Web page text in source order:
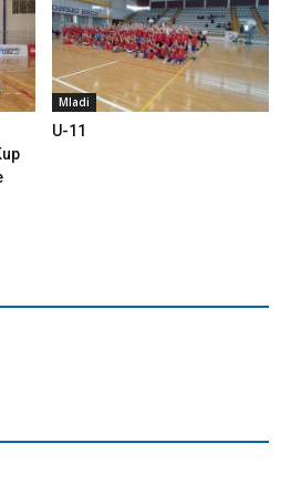
Mladi
U-11